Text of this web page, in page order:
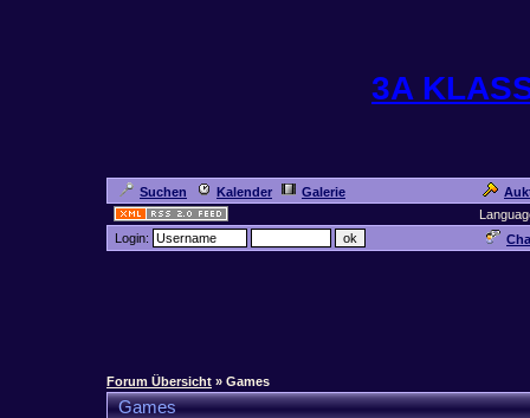
3A
Suchen Kalender Galerie
Login:
Forum Übersicht » Games
Games